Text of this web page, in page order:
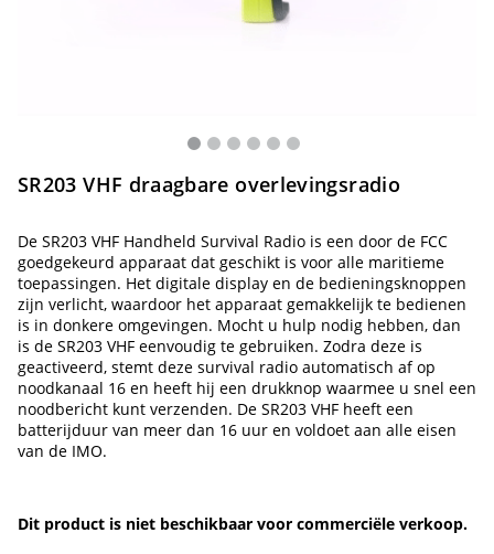
SR203 VHF draagbare overlevingsradio
De SR203 VHF Handheld Survival Radio is een door de FCC
goedgekeurd apparaat dat geschikt is voor alle maritieme
toepassingen. Het digitale display en de bedieningsknoppen
zijn verlicht, waardoor het apparaat gemakkelijk te bedienen
is in donkere omgevingen. Mocht u hulp nodig hebben, dan
is de SR203 VHF eenvoudig te gebruiken. Zodra deze is
geactiveerd, stemt deze survival radio automatisch af op
noodkanaal 16 en heeft hij een drukknop waarmee u snel een
noodbericht kunt verzenden. De SR203 VHF heeft een
batterijduur van meer dan 16 uur en voldoet aan alle eisen
van de IMO.
Dit product is niet beschikbaar voor commerciële verkoop.